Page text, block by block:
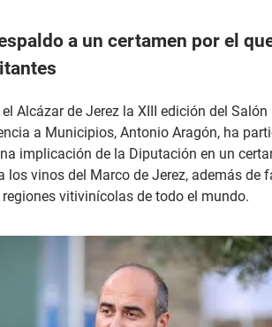
a un certamen por el
Alcázar de Jerez la XIII edición del
a Municipios, Antonio Aragón, ha
implicación de la Diputación en un
vinos del Marco de Jerez, además de
vitivinícolas de todo el mundo.